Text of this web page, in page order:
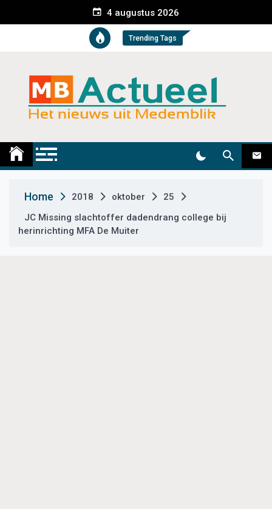
e
t
4 augustus 2026
Trending Tags
Medemblik Actueel
Home 2018 oktober
25
JC Missing slachtoffer dadendrang college bij
herinrichting MFA De Muiter